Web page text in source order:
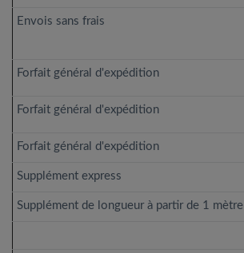
Envois sans frais
Forfait général d'expédition
Forfait général d'expédition
Forfait général d'expédition
Supplément express
Supplément de longueur à partir de 1 mètre